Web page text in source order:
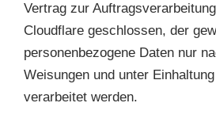
Vertrag zur
Cloudflare geschlossen, der
personenbezogene Daten nur
Weisungen und unter
verarbeitet werden.